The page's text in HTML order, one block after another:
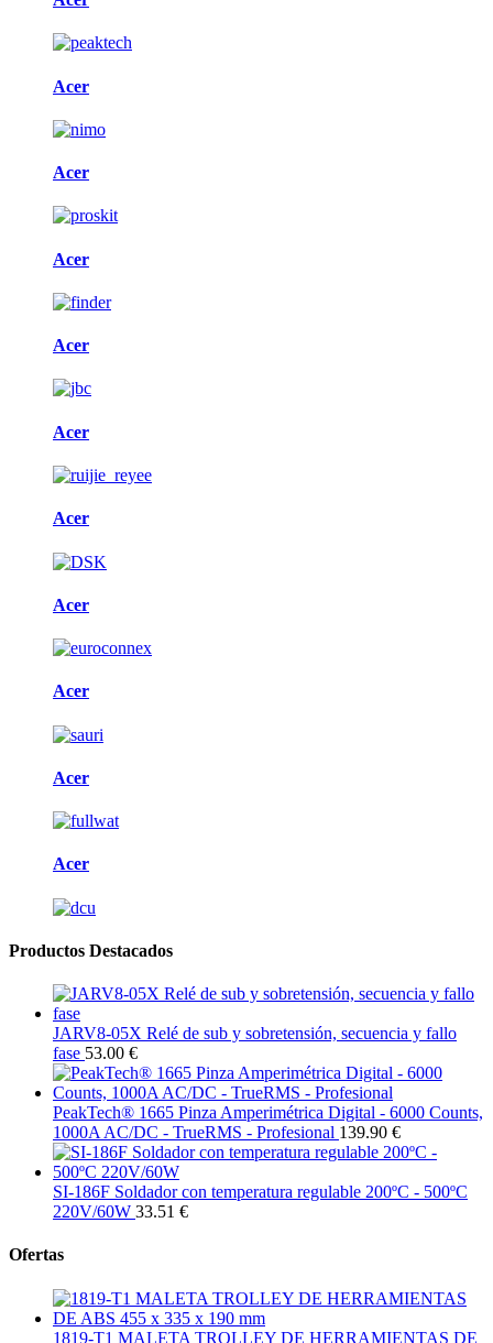
Acer
Acer
Acer
Acer
Acer
Acer
Acer
Acer
Acer
Acer
Productos Destacados
JARV8-05X Relé de sub y sobretensión, secuencia y fallo
fase 53.00 €
PeakTech® 1665 Pinza Amperimétrica Digital - 6000 Counts,
1000A AC/DC - TrueRMS - Profesional 139.90 €
SI-186F Soldador con temperatura regulable 200ºC - 500ºC
220V/60W 33.51 €
Ofertas
1819-T1 MALETA TROLLEY DE HERRAMIENTAS DE